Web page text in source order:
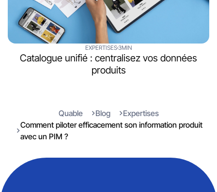
EXPERTISES3MIN
Catalogue unifié : centralisez vos données
produits
Quable Blog
Expertises
Comment piloter efficacement son information produit
avec un PIM ?